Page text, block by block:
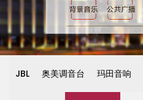
JBL 奥美调音台 玛田音响